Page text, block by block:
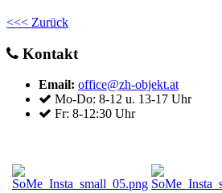
<<< Zurück
Kontakt
Email: office@zh-objekt.at
Mo-Do: 8-12 u. 13-17 Uhr
Fr: 8-12:30 Uhr